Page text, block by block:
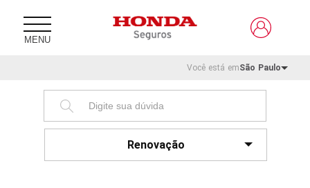
MENU
Você está emSão Paulo
Renovação